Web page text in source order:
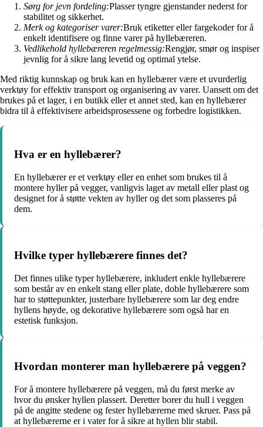
Sørg for jevn fordeling:Plasser tyngre gjenstander nederst for
stabilitet og sikkerhet.
Merk og kategoriser varer:Bruk etiketter eller fargekoder for å
enkelt identifisere og finne varer på hyllebæreren.
Vedlikehold hyllebæreren regelmessig:Rengjør, smør og inspiser
jevnlig for å sikre lang levetid og optimal ytelse.
Med riktig kunnskap og bruk kan en hyllebærer være et uvurderlig
verktøy for effektiv transport og organisering av varer. Uansett om det
brukes på et lager, i en butikk eller et annet sted, kan en hyllebærer
bidra til å effektivisere arbeidsprosessene og forbedre logistikken.
Hva er en hyllebærer?
En hyllebærer er et verktøy eller en enhet som brukes til å
montere hyller på vegger, vanligvis laget av metall eller plast og
designet for å støtte vekten av hyller og det som plasseres på
dem.
Hvilke typer hyllebærere finnes det?
Det finnes ulike typer hyllebærere, inkludert enkle hyllebærere
som består av en enkelt stang eller plate, doble hyllebærere som
har to støttepunkter, justerbare hyllebærere som lar deg endre
hyllens høyde, og dekorative hyllebærere som også har en
estetisk funksjon.
Hvordan monterer man hyllebærere på veggen?
For å montere hyllebærere på veggen, må du først merke av
hvor du ønsker hyllen plassert. Deretter borer du hull i veggen
på de angitte stedene og fester hyllebærerne med skruer. Pass på
at hyllebærerne er i vater for å sikre at hyllen blir stabil.